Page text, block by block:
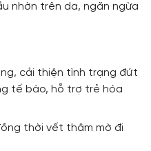
nhờn trên da, ngăn ngừa
cải thiện tình trạng đứt
tế bào, hỗ trợ trẻ hóa
thời vết thâm mờ đi